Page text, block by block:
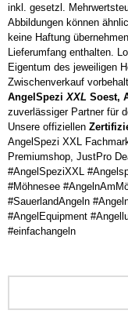
inkl. gesetzl.
Abbildungen können
keine Haftung
Lieferumfang enthalten.
Eigentum des jeweiligen
Zwischenverkauf
AngelSpeziXXL Soest,
zuverlässiger Partner für
Unsere offiziellen
AngelSpezi XXL
Premiumshop, JustPro
#AngelSpeziXXL
#Möhnesee
#SauerlandAngeln
#AngelEquipment
#einfachangeln